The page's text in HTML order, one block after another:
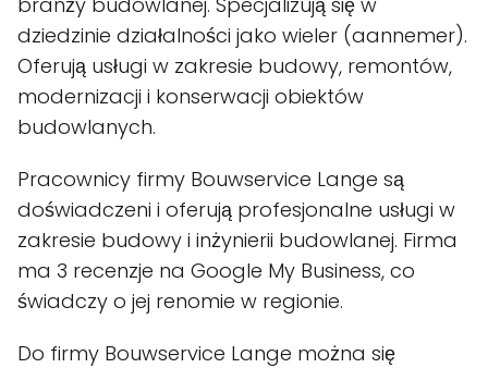
dziedzinie działalności jako wieler (aannemer).
Oferują usługi w zakresie budowy, remontów,
modernizacji i konserwacji obiektów
budowlanych.
Pracownicy firmy Bouwservice Lange są
doświadczeni i oferują profesjonalne usługi w
zakresie budowy i inżynierii budowlanej. Firma
ma 3 recenzje na Google My Business, co
świadczy o jej renomie w regionie.
Do firmy Bouwservice Lange można się